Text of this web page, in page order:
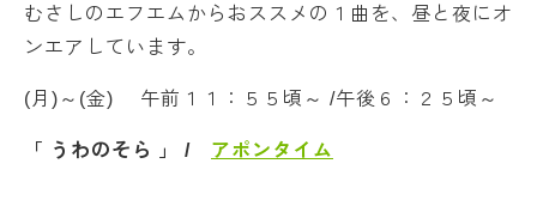
むさしのエフエムからおススメの１曲を、昼と夜にオ
ンエアしています。
(月)～(金) 午前１１：５５頃～ /午後６：２５頃～
「 うわのそら 」 / アポンタイム